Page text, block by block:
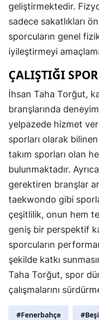
geliştirmektedir.
sadece sakatlıkları
sporcuların genel
iyileştirmeyi
ÇALIŞTIĞI
İhsan Taha Torğut,
branşlarında
yelpazede hizmet
sporları olarak
takım sporları olan
bulunmaktadır.
gerektiren branşlar
taekwondo gibi
çeşitlilik, onun hem
geniş bir perspektif
sporcuların
şekilde katkı
Taha Torğut, spor
çalışmalarını
#Fenerbahçe